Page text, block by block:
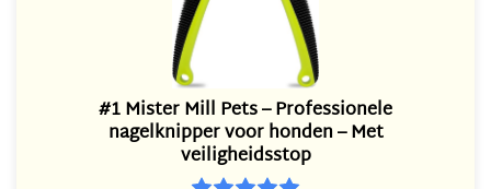
#1 Mister Mill Pets – Professionele
nagelknipper voor honden – Met
veiligheidsstop